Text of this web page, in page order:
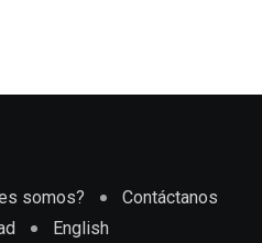
somos?
Contáctanos
English